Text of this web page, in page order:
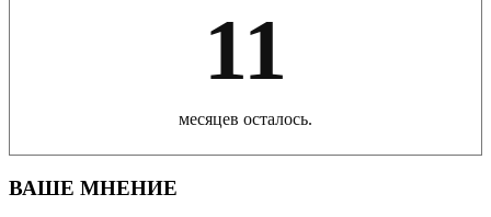
11
месяцев осталось.
ВАШЕ МНЕНИЕ